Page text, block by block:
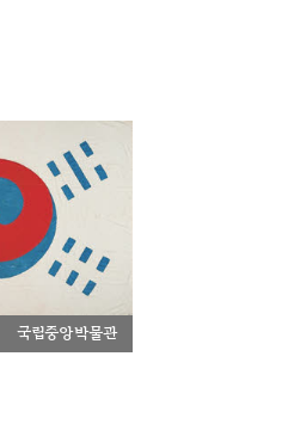
국립중앙박물관